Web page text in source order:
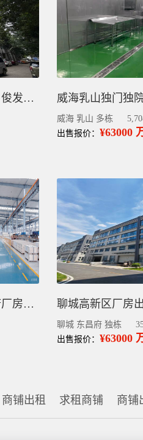
昆明呈贡区整栋厂房出售，俊发创业园新册产业城，带租约5518平
威海 乳山 多栋
出售报价： ¥63000
聊城厂房出售招商，东昌府厂房出售 层高12.5米，有政策 聊城高新区厂房
聊城 东昌府 独栋
出售报价： ¥63000
商铺出租 求租商铺 商铺